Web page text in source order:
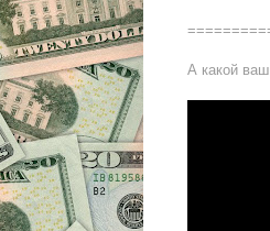
А какой